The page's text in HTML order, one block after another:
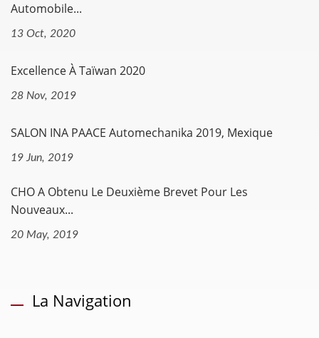
Automobile...
13 Oct, 2020
Excellence À Taïwan 2020
28 Nov, 2019
SALON INA PAACE Automechanika 2019, Mexique
19 Jun, 2019
CHO A Obtenu Le Deuxième Brevet Pour Les
Nouveaux...
20 May, 2019
La Navigation